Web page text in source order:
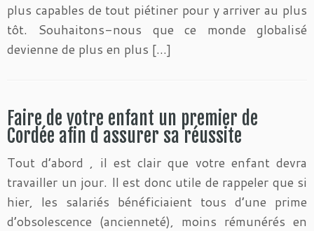
plus capables de tout piétiner pour y arriver au plus
tôt. Souhaitons-nous que ce monde globalisé
devienne de plus en plus […]
Faire de votre enfant un premier de
Cordée afin d assurer sa réussite
Tout d’abord , il est clair que votre enfant devra
travailler un jour. Il est donc utile de rappeler que si
hier, les salariés bénéficiaient tous d’une prime
d’obsolescence (ancienneté), moins rémunérés en